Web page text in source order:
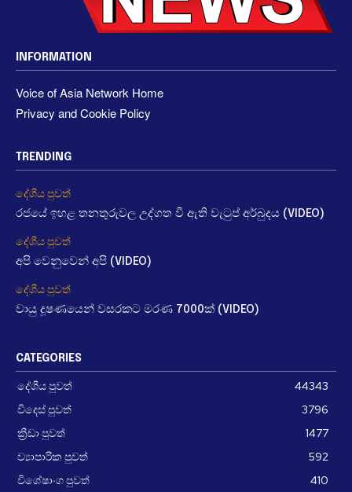
INFORMATION
Voice of Asia Network Home
Privacy and Cookie Policy
TRENDING
දේශීය පුවත්
රජයේ ඉහළ තනතුරුවල උද්ගත වී ඇති වැටුප් අර්බුදය (VIDEO)
දේශීය පුවත්
අපි වෙනුවෙන් අපි (VIDEO)
දේශීය පුවත්
වායු දූෂණයෙන් වසරකට මරණ 7000ක් (VIDEO)
CATEGORIES
දේශීය පුවත්
44343
විදෙස් පුවත්
3796
ක්‍රීඩා පුවත්
1477
ව්‍යාපාරික පුවත්
592
විශේෂාංග පුවත්
410